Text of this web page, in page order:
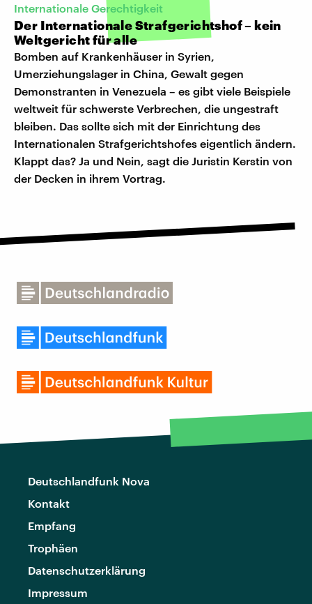
Internationale Gerechtigkeit
Der Internationale Strafgerichtshof – kein
Weltgericht für alle
Bomben auf Krankenhäuser in Syrien,
Umerziehungslager in China, Gewalt gegen
Demonstranten in Venezuela – es gibt viele Beispiele
weltweit für schwerste Verbrechen, die ungestraft
bleiben. Das sollte sich mit der Einrichtung des
Internationalen Strafgerichtshofes eigentlich ändern.
Klappt das? Ja und Nein, sagt die Juristin Kerstin von
der Decken in ihrem Vortrag.
Deutschlandfunk Nova
Kontakt
Empfang
Trophäen
Datenschutzerklärung
Impressum